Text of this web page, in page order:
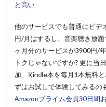
と高い
他のサービスでも普通にビデ
円/月はするし、音楽聴き放
ヶ月分のサービスが3900円/
トクじゃないですか? 更に当
加、Kindle本を毎月1本無料
ずはお試しで体験してみるの
Amazonプライム会員30日間